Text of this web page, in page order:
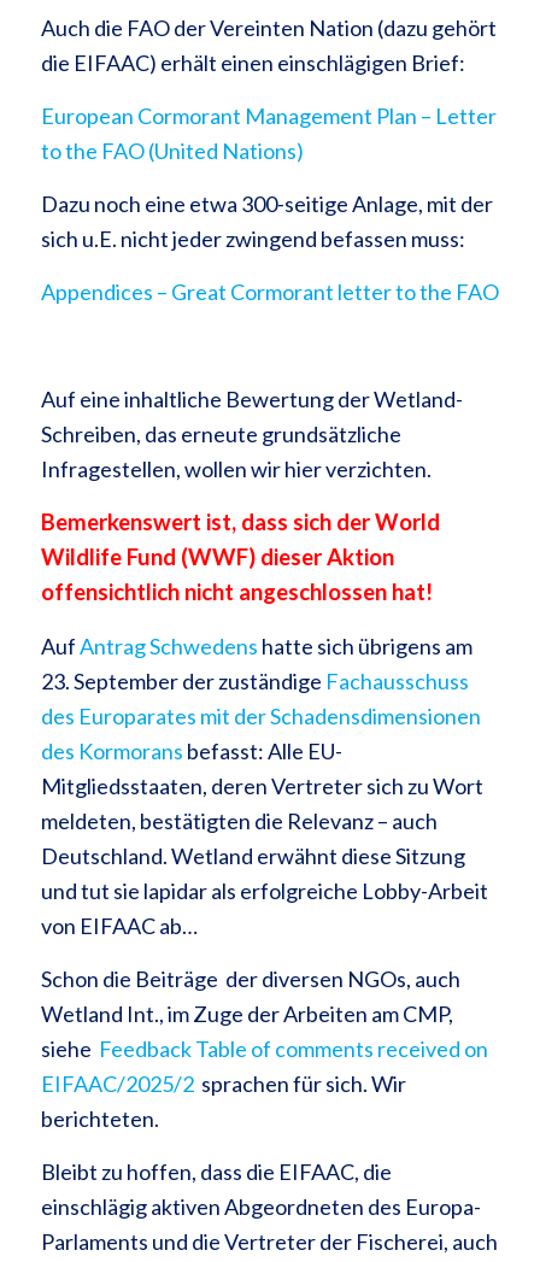
Auch die FAO der Vereinten Nation (dazu gehört
die EIFAAC) erhält einen einschlägigen Brief:
European Cormorant Management Plan – Letter
to the FAO (United Nations)
Dazu noch eine etwa 300-seitige Anlage, mit der
sich u.E. nicht jeder zwingend befassen muss:
Appendices – Great Cormorant letter to the FAO
Auf eine inhaltliche Bewertung der Wetland-
Schreiben, das erneute grundsätzliche
Infragestellen, wollen wir hier verzichten.
Bemerkenswert ist, dass sich der World
Wildlife Fund (WWF) dieser Aktion
offensichtlich nicht angeschlossen hat!
AufAntrag Schwedens hatte sich übrigens am
23. September der zuständige Fachausschuss
des Europarates mit der Schadensdimensionen
des Kormorans befasst: Alle EU-
Mitgliedsstaaten, deren Vertreter sich zu Wort
meldeten, bestätigten die Relevanz – auch
Deutschland. Wetland erwähnt diese Sitzung
und tut sie lapidar als erfolgreiche Lobby-Arbeit
von EIFAAC ab…
Schon die Beiträge der diversen NGOs, auch
Wetland Int., im Zuge der Arbeiten am CMP,
siehe Feedback Table of comments received on
EIFAAC/2025/2sprachen für sich. Wir
berichteten.
Bleibt zu hoffen, dass die EIFAAC, die
einschlägig aktiven Abgeordneten des Europa-
Parlaments und die Vertreter der Fischerei, auch